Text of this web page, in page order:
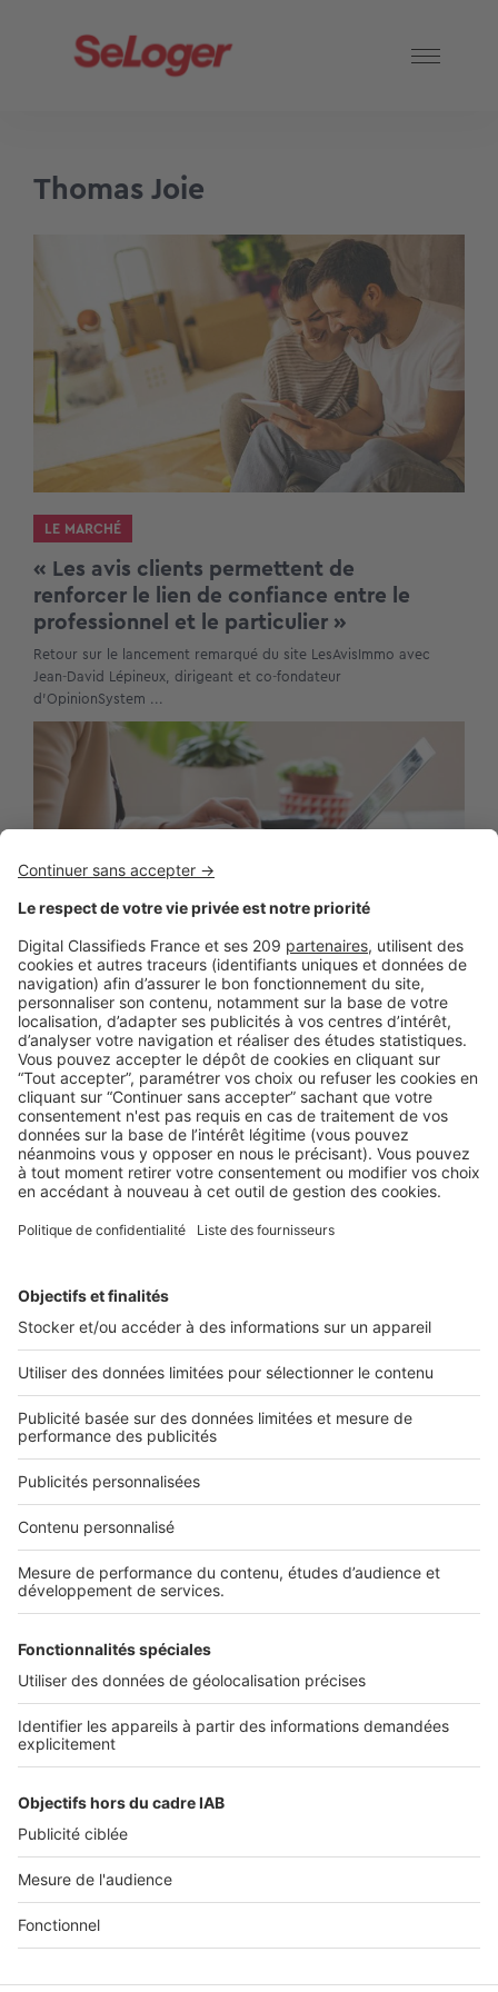
Thomas Joie
LE MARCHÉ
« Les avis clients permettent de
renforcer le lien de confiance entre le
professionnel et le particulier »
Retour sur le lancement remarqué du site LesAvisImmo avec
Jean-David Lépineux, dirigeant et co-fondateur
d'OpinionSystem ...
LE MARCHÉ
Découvrez LesAvisImmo, le site d’avis
immobilier
LesAvisImmo est une plateforme permettant de recueillir les
avis et notes de vos clients que ce soit ...
2 rue des Italiens 75009 Paris
01 53 38 80 00
Nos solutions pro
Actualités pro
Nous contacter
Connexion à My SeLoger Pro
Espace Presse